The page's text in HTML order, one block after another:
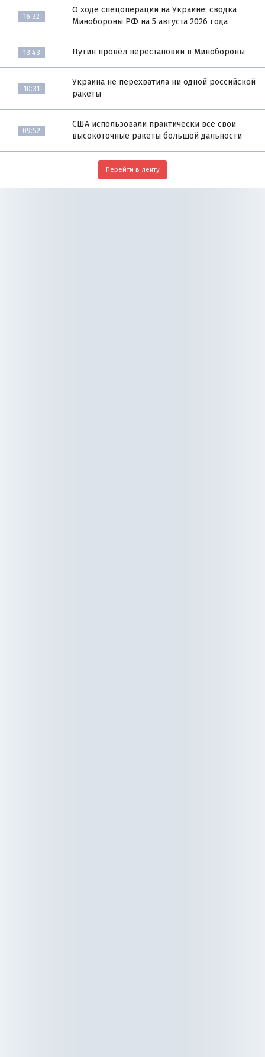
16:32
О ходе спецоперации на Украине: сводка
Минобороны РФ на 5 августа 2026 года
13:43 Путин провёл перестановки в Минобороны
10:31
Украина не перехватила ни одной российской
ракеты
09:52
США использовали практически все свои
высокоточные ракеты большой дальности
Перейти в ленту